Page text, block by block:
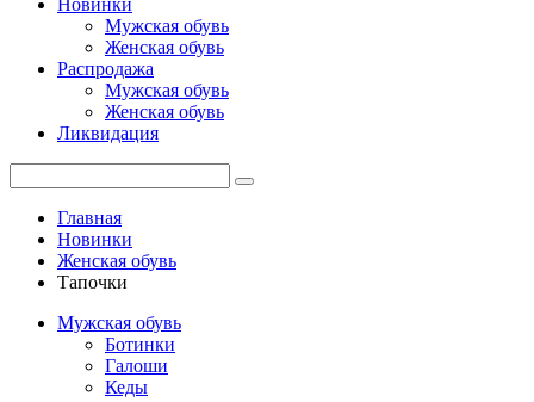
Новинки
Мужская обувь
Женская обувь
Распродажа
Мужская обувь
Женская обувь
Ликвидация
Главная
Новинки
Женская обувь
Тапочки
Мужская обувь
Ботинки
Галоши
Кеды